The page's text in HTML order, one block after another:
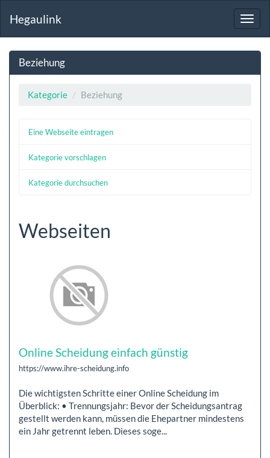
Hegaulink
Beziehung
Kategorie Beziehung
Eine Webseite eintragen
Kategorie vorschlagen
Kategorie durchsuchen
Webseiten
Online Scheidung einfach günstig
https://www.ihre-scheidung.info
Die wichtigsten Schritte einer Online Scheidung im
Überblick: • Trennungsjahr: Bevor der Scheidungsantrag
gestellt werden kann, müssen die Ehepartner mindestens
ein Jahr getrennt leben. Dieses soge...